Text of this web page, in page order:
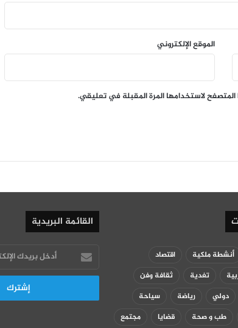
الموقع الإلكتروني
لاستخدامها المرة المقبلة في تعليقي.
أنشطة ملكية
اقتصاد
تغدية
ثقافة وفن
دولي رياضة
سياحة
طب و صحة قضايا مجتمع
القائمة البريدية
أدخل
بريدك
الإلكتروني